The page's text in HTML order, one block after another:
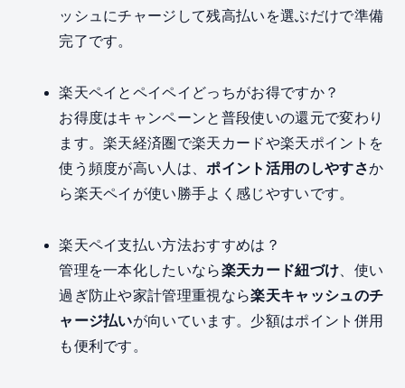
ッシュにチャージして残高払いを選ぶだけで準備
完了です。
楽天ペイとペイペイどっちがお得ですか？
お得度はキャンペーンと普段使いの還元で変わり
ます。楽天経済圏で楽天カードや楽天ポイントを
使う頻度が高い人は、ポイント活用のしやすさか
ら楽天ペイが使い勝手よく感じやすいです。
楽天ペイ支払い方法おすすめは？
管理を一本化したいなら楽天カード紐づけ 、使い
過ぎ防止や家計管理重視なら楽天キャッシュのチ
ャージ払いが向いています。少額はポイント併用
も便利です。